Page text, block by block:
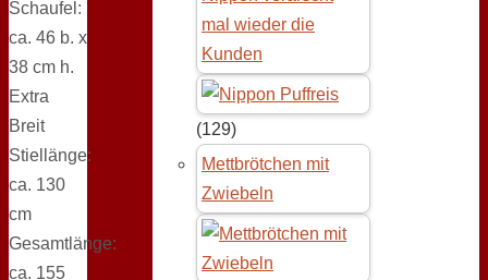
Schaufel:
ca. 46 b. x
38 cm h.
Extra
Breit
Stiellänge:
ca. 130
cm
Gesamtlänge:
ca. 155
mal wieder die
Kunden
(129)
Mettbrötchen mit
Zwiebeln